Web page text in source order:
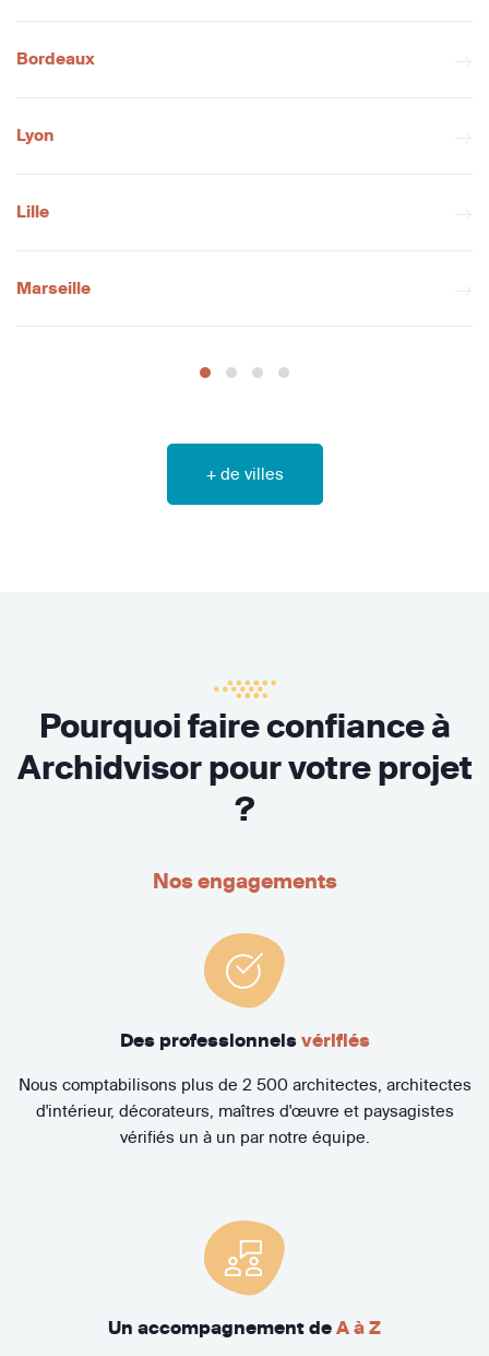
Bordeaux
Lyon
Lille
Marseille
+ de villes
Pourquoi faire confiance à
Archidvisor pour votre projet
?
Nos engagements
Des professionnels vérifiés
Nous comptabilisons plus de 2 500 architectes, architectes
d'intérieur, décorateurs, maîtres d'œuvre et paysagistes
vérifiés un à un par notre équipe.
Un accompagnement de A à Z